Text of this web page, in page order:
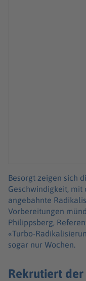
Besorgt zeigen sich
Geschwindigkeit, mit
angebahnte
Vorbereitungen
Philippsberg,
«Turbo-
sogar nur Wochen.
Rekrutiert der